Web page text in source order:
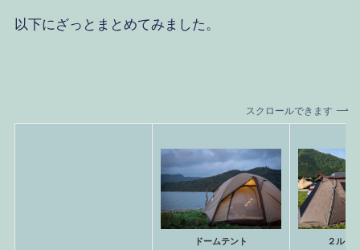
以下にざっとまとめてみました。
スクロールできます
ドームテント ２ルー